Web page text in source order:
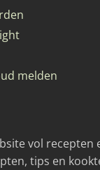
melden
vol
tips en